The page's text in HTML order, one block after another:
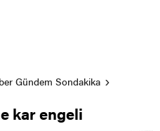
Gündem Sondakika
kar engeli